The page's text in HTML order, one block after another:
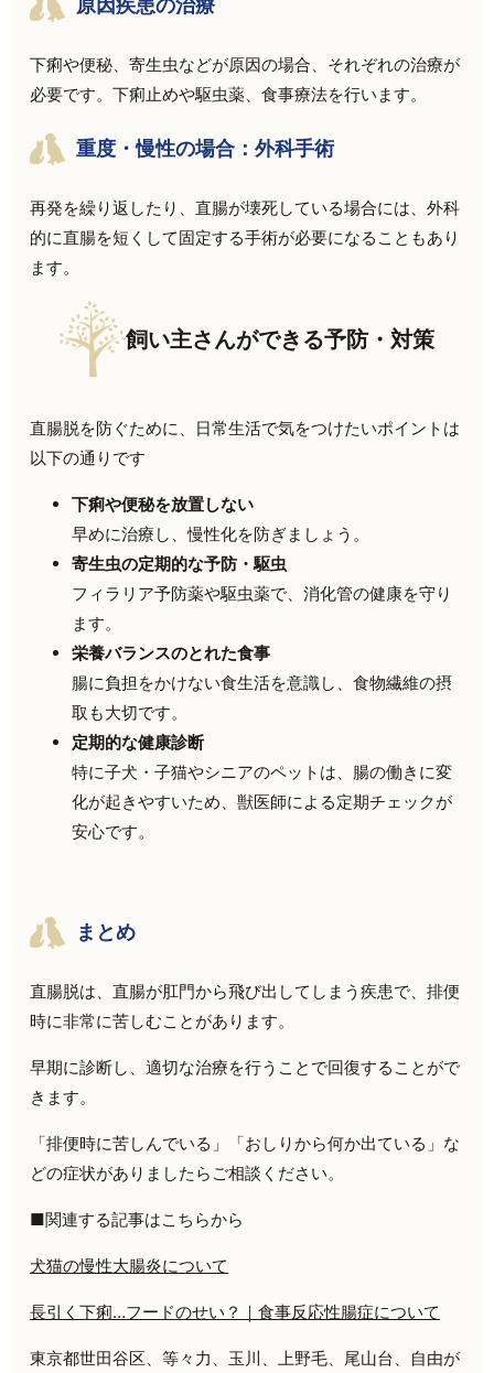
原因疾患の治療
下痢や便秘、寄生虫などが原因の場合、それぞれの治療が
必要です。下痢止めや駆虫薬、食事療法を行います。
重度・慢性の場合：外科手術
再発を繰り返したり、直腸が壊死している場合には、外科
的に直腸を短くして固定する手術が必要になることもあり
ます。
飼い主さんができる予防・対策
直腸脱を防ぐために、日常生活で気をつけたいポイントは
以下の通りです
下痢や便秘を放置しない
早めに治療し、慢性化を防ぎましょう。
寄生虫の定期的な予防・駆虫
フィラリア予防薬や駆虫薬で、消化管の健康を守り
ます。
栄養バランスのとれた食事
腸に負担をかけない食生活を意識し、食物繊維の摂
取も大切です。
定期的な健康診断
特に子犬・子猫やシニアのペットは、腸の働きに変
化が起きやすいため、獣医師による定期チェックが
安心です。
まとめ
直腸脱は、直腸が肛門から飛び出してしまう疾患で、排便
時に非常に苦しむことがあります。
早期に診断し、適切な治療を行うことで回復することがで
きます。
「排便時に苦しんでいる」「おしりから何か出ている」な
どの症状がありましたらご相談ください。
■関連する記事はこちらから
犬猫の慢性大腸炎について
長引く下痢…フードのせい？｜食事反応性腸症について
東京都世田谷区、等々力、玉川、上野毛、尾山台、自由が